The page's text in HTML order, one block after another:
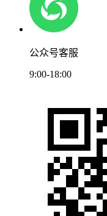
公众号客服
9:00-18:00